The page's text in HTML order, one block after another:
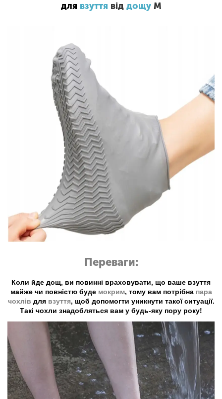
для взуття від дощу М
Переваги:
Коли йде дощ, ви повинні враховувати, що ваше взуття
майже чи повністю буде мокрим, тому вам потрібна пара
чохлів для взуття, щоб допомогти уникнути такої ситуації.
Такі чохли знадобляться вам у будь-яку пору року!